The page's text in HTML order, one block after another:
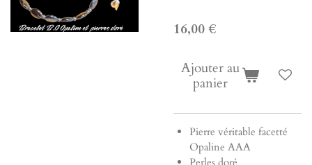
16,00 €
Ajouter au
panier
Pierre véritable facetté
Opaline AAA
Perles doré